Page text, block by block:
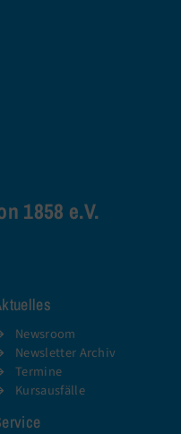
1858 e.V.
Newsroom
Newsletter Archiv
Termine
Kursausfälle